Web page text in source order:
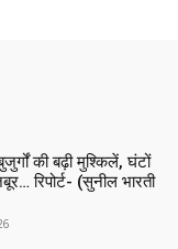
की बढ़ी मुश्किलें, घंटों
रिपोर्ट- (सुनील भारती